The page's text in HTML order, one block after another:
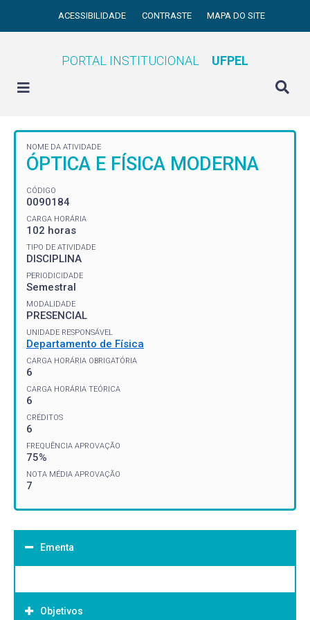
ACESSIBILIDADE CONTRASTE MAPA DO SITE
PORTAL INSTITUCIONAL UFPEL
NOME DA ATIVIDADE
ÓPTICA E FÍSICA MODERNA
CÓDIGO
0090184
CARGA HORÁRIA
102 horas
TIPO DE ATIVIDADE
DISCIPLINA
PERIODICIDADE
Semestral
MODALIDADE
PRESENCIAL
UNIDADE RESPONSÁVEL
Departamento de Física
CARGA HORÁRIA OBRIGATÓRIA
6
CARGA HORÁRIA TEÓRICA
6
CRÉDITOS
6
FREQUÊNCIA APROVAÇÃO
75%
NOTA MÉDIA APROVAÇÃO
7
Ementa
Objetivos